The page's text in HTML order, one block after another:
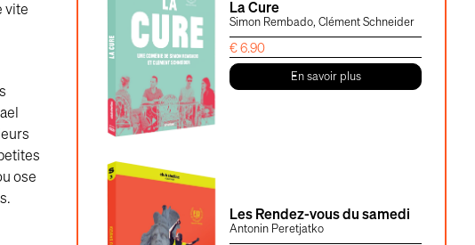
vite
ose
La Cure
Simon Rembado, Clément Schneider
€6.90
En savoir plus
Les Rendez-vous du samedi
Antonin Peretjatko